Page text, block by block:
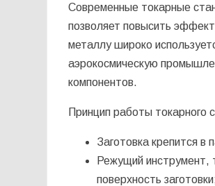
Современные токарные
позволяет повысить
металлу широко
аэрокосмическую
компонентов.
Принцип работы токарного
Заготовка крепится
Режущий инструмент,
поверхность